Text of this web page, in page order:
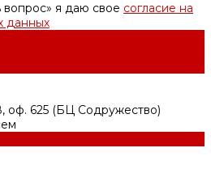
я даю свое согласие на
данных
оф. 625 (БЦ Содружество)